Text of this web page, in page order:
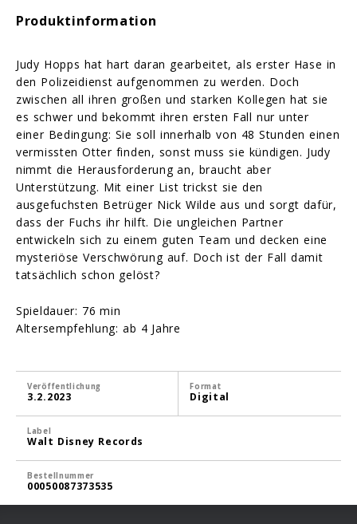
Produktinformation
Judy Hopps hat hart daran gearbeitet, als erster Hase in
den Polizeidienst aufgenommen zu werden. Doch
zwischen all ihren großen und starken Kollegen hat sie
es schwer und bekommt ihren ersten Fall nur unter
einer Bedingung: Sie soll innerhalb von 48 Stunden einen
vermissten Otter finden, sonst muss sie kündigen. Judy
nimmt die Herausforderung an, braucht aber
Unterstützung. Mit einer List trickst sie den
ausgefuchsten Betrüger Nick Wilde aus und sorgt dafür,
dass der Fuchs ihr hilft. Die ungleichen Partner
entwickeln sich zu einem guten Team und decken eine
mysteriöse Verschwörung auf. Doch ist der Fall damit
tatsächlich schon gelöst?
Spieldauer: 76 min
Altersempfehlung: ab 4 Jahre
Veröffentlichung
3.2.2023
Format
Digital
Label
Walt Disney Records
Bestellnummer
00050087373535